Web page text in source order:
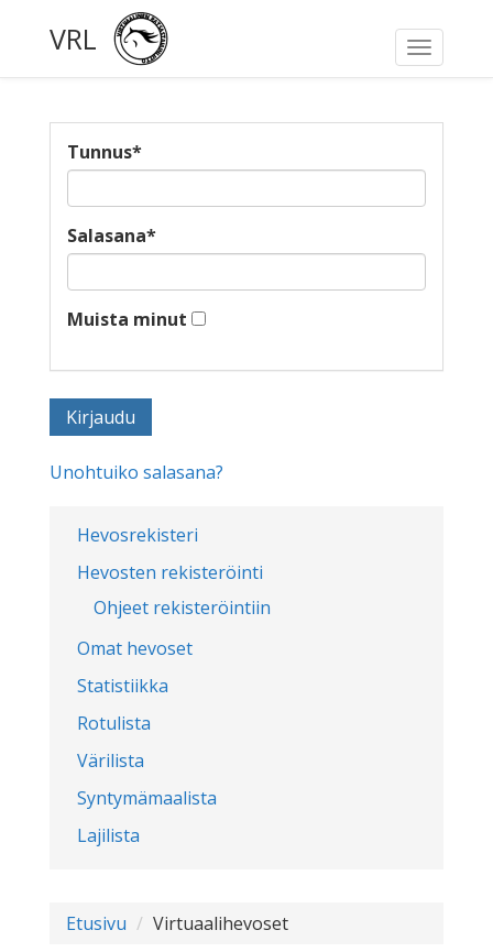
Toggle
VRL
Hevosrekisteri
Hevosten rekisteröinti
Ohjeet rekisteröintiin
Omat hevoset
Statistiikka
Rotulista
Värilista
Syntymämaalista
Lajilista
Tunnus*
Salasana*
Muista minut
Unohtuiko salasana?
Etusivu Virtuaalihevoset